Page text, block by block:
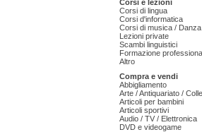
Corsi e lezioni
Corsi di lingua
Corsi d'informatica
Corsi di musica /
Lezioni private
Scambi linguistici
Formazione
Altro
Compra e vendi
Abbigliamento
Arte / Antiquariato /
Articoli per bambini
Articoli sportivi
Audio / TV / Elettronica
DVD e videogame